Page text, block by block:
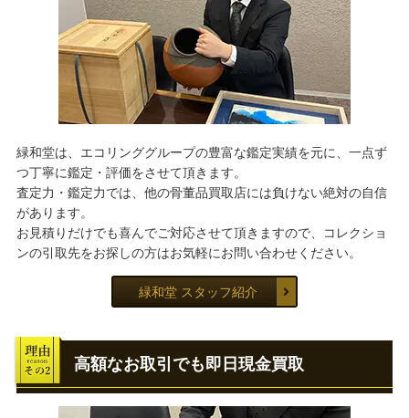
緑和堂は、エコリンググループの豊富な鑑定実績を元に、一点ず
つ丁寧に鑑定・評価をさせて頂きます。
査定力・鑑定力では、他の骨董品買取店には負けない絶対の自信
があります。
お見積りだけでも喜んでご対応させて頂きますので、コレクショ
ンの引取先をお探しの方はお気軽にお問い合わせください。
緑和堂 スタッフ紹介
高額なお取引でも即日現金買取